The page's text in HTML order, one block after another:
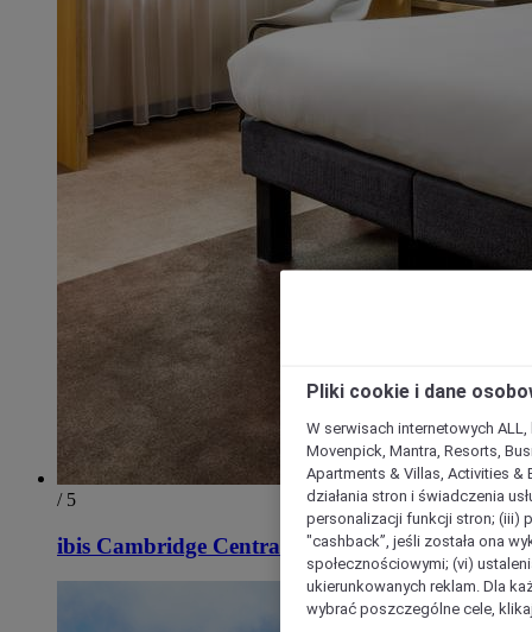
/ 5
ibis Cambridge Central Station
Pliki cookie i dane
W serwisach internetowych
Movenpick, Mantra, Resorts,
Apartments & Villas, Activities &
działania stron i świadczenia
personalizacji funkcji stron; (iii)
"cashback”, jeśli została ona
społecznościowymi; (vi)
ukierunkowanych reklam. Dla
wybrać poszczególne cele,